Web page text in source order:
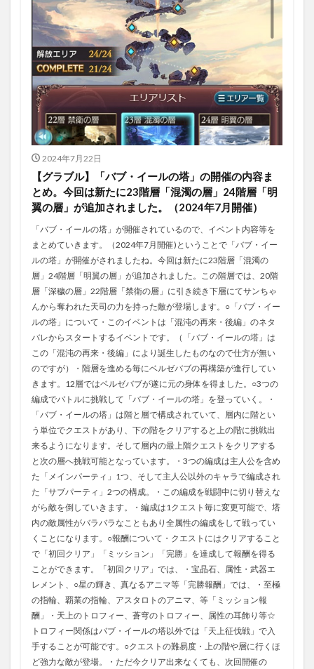
2024年7月22日
【グラブル】「バブ・イールの塔」の開催の内容ま
とめ。今回は新たに23階層「混濁の層」24階層「明
翼の層」が追加されました。（2024年7月開催）
「バブ・イールの塔」が開催されているので、イベント内容等を
まとめていきます。（2024年7月開催)ということで「バブ・イー
ルの塔」が開催がされましたね。今回は新たに23階層「混濁の
層」24階層「明翼の層」が追加されました。この階層では、20階
層「深穢の層」22階層「禁衛の層」に引き続き下層にてサンちゃ
んから奪われた天司の力を持った敵が登場します。○「バブ・イー
ルの塔」について・このイベントは「混沌の再来・後編」のネタ
バレからスタートするイベントです。（「バブ・イールの塔」は
この「混沌の再来・後編」により誕生したものなので仕方が無い
のですが）・階層を進める毎にベルゼバブの再構築が進行してい
きます。12層ではベルゼバブが遂に元の身体を得ました。○3つの
編成でバトルに挑戦して「バブ・イールの塔」を登っていく。・
「バブ・イールの塔」は階と層で構成されていて、層内に階とい
う単位でクエストがあり、下の階をクリアすると上の階に挑戦出
来るようになります。そして層内の最上階クエストをクリアする
と次の層へ挑戦可能となっています。・3つの編成は主人公を含め
た「メインパーティ」1つ、そして主人公以外のキャラで編成され
た「サブパーティ」2つの構成。・この編成を戦闘中に切り替えな
がら敵を倒していきます。・編成は1クエスト毎に変更可能で、塔
内の敵属性がバラバラなこともあり全属性の編成をして戦ってい
くことになります。○報酬について・クエストにはクリアすること
で「初回クリア」「ミッション」「完勝」を達成して報酬を得る
ことができます。「初回クリア」では、・宝晶石、属性・武器エ
レメント、○星の輝き、真なるアニマ等「完勝報酬」では、・至極
の指輪、覇業の指輪、アスタロトのアニマ、等「ミッション報
酬」・天上のトロフィー、蒼穹のトロフィー、属性の耳飾り等☆
トロフィー関係はバブ・イールの塔以外では「天上征伐戦」で入
手することが可能です。○クエストの難易度・上の階や層に行くほ
ど強力な敵が登場。・ただ今クリア出来なくても、次回開催の